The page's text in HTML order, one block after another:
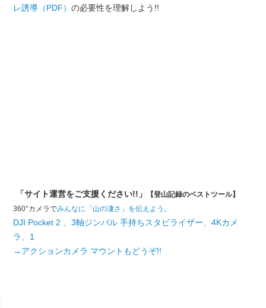
レ誘導（PDF） の必要性を理解しよう!!
「サイト運営をご支援ください!!」
【登山記録のベストツール】
360°カメラでみんなに「山の凄さ」を伝えよう。
DJI Pocket 2 、3軸ジンバル 手持ちスタビライザー、4Kカメ
ラ、1
→アクションカメラ マウントもどうぞ!!